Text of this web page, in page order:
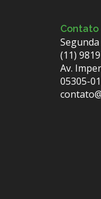
Contato
(11)
Av.
05305-